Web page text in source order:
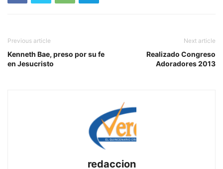
Previous article
Kenneth Bae, preso por su fe
en Jesucristo
Next article
Realizado Congreso
Adoradores 2013
redaccion